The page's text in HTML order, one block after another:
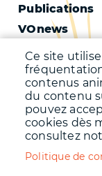
Pied
de
page
-
Second
Publications
VOnews
Trafic
Qualité de
Qualité de
Météo
Menu
Pied
Accueil
Mentions
Ce site
contenus
du contenu
pouvez
cookies dès
consultez
Politique de